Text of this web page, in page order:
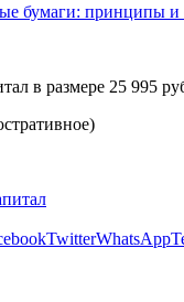
бумаги: принципы и
в размере 25 995
TwitterWhatsApp